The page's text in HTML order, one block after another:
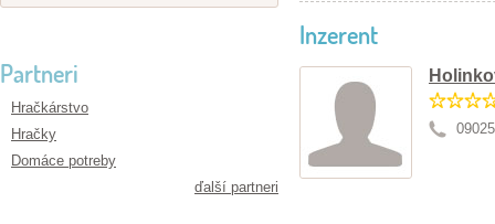
Partneri
Hračkárstvo
Hračky
Domáce potreby
ďalší partneri
Inzerent